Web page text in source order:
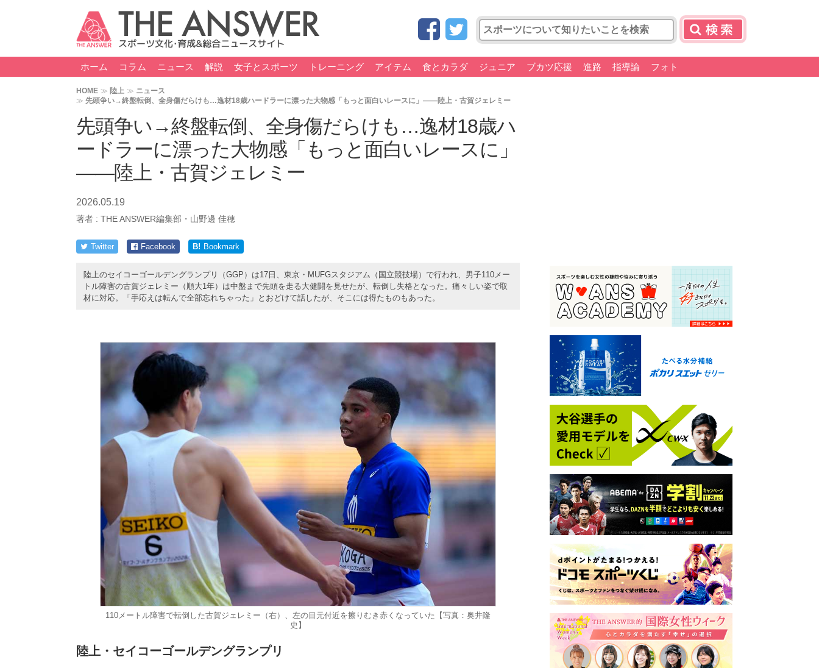
ホーム コラム ニュース 解説 女子とスポーツ トレーニング アイテム 食とカラダ ジュニア ブカツ応援 進路 指導論 フォト
HOME 陸上
ニュース
先頭争い→終盤転倒、全身傷だらけも…逸材18歳ハードラーに漂った大物感「もっと面白いレースに」――陸上・古賀ジェレミー
先頭争い→終盤転倒、全身傷だらけも…逸材18歳ハ
ードラーに漂った大物感「もっと面白いレースに」
――陸上・古賀ジェレミー
2026.05.19
著者 : THE ANSWER編集部・山野邊 佳穂
Twitter Facebook B! Bookmark
陸上のセイコーゴールデングランプリ（GGP）は17日、東京・MUFGスタジアム（国立競技場）で行われ、男子110メー
トル障害の古賀ジェレミー（順大1年）は中盤まで先頭を走る大健闘を見せたが、転倒し失格となった。痛々しい姿で取
材に対応。「手応えは転んで全部忘れちゃった」とおどけて話したが、そこには得たものもあった。
110メートル障害で転倒した古賀ジェレミー（右）、左の目元付近を擦りむき赤くなっていた【写真：奥井隆
史】
陸上・セイコーゴールデングランプリ